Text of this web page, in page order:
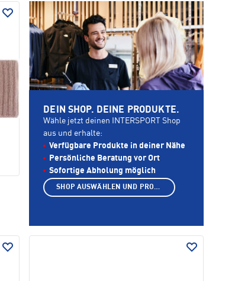
DEIN SHOP. DEINE PRODUKTE.
Wähle jetzt deinen INTERSPORT Shop
aus und erhalte:
Verfügbare Produkte in deiner Nähe
Persönliche Beratung vor Ort
Sofortige Abholung möglich
SHOP AUSWÄHLEN UND PRODUKTE ANZEIGEN